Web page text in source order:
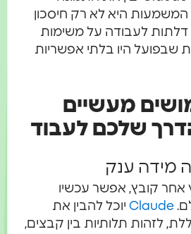
היא לא רק חיסכון
דלתות לעבודה על משימות
שבפועל היו בלתי אפשריות
מעשיים
שלכם לעבוד
מידה ענק
אחר קובץ, אפשר עכשיו
Claude יוכל להבין את
לזהות תלותיות בין קבצים,